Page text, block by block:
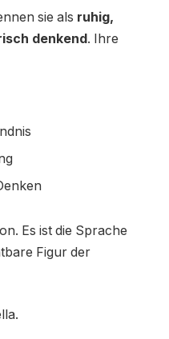
sie als ruhig,
denkend. Ihre
Es ist die Sprache
Figur der